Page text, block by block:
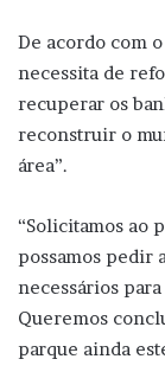
De acordo com
necessita de
recuperar os
reconstruir o
área”.
“Solicitamos ao
possamos pedir
necessários
Queremos
parque ainda